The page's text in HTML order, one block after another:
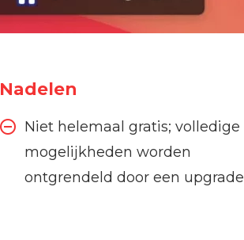
Nadelen
Niet helemaal gratis; volledige
mogelijkheden worden
ontgrendeld door een upgrade